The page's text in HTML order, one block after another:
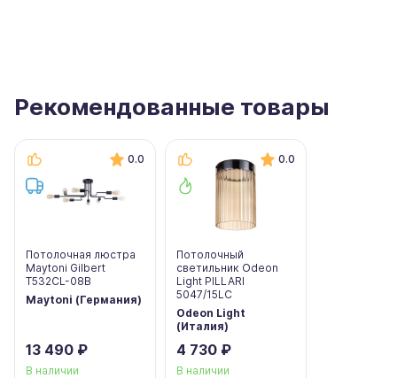
Рекомендованные товары
0.0
Потолочная люстра
Maytoni Gilbert
T532CL-08B
Maytoni (Германия)
13 490 ₽
В наличии
0.0
Потолочный
светильник Odeon
Light PILLARI
5047/15LC
Odeon Light
(Италия)
4 730 ₽
В наличии